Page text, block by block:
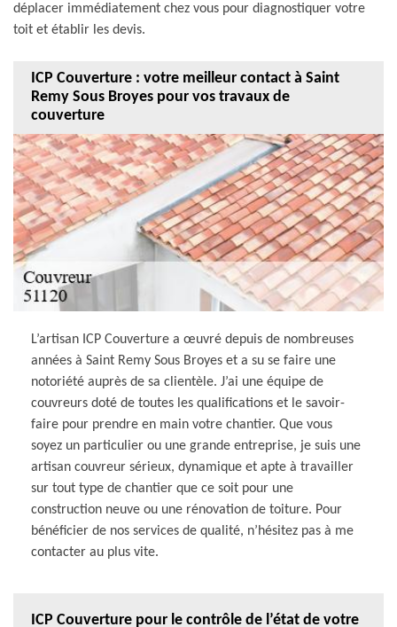
déplacer immédiatement chez vous pour diagnostiquer votre
toit et établir les devis.
ICP Couverture : votre meilleur contact à Saint
Remy Sous Broyes pour vos travaux de
couverture
L’artisan ICP Couverture a œuvré depuis de nombreuses
années à Saint Remy Sous Broyes et a su se faire une
notoriété auprès de sa clientèle. J’ai une équipe de
couvreurs doté de toutes les qualifications et le savoir-
faire pour prendre en main votre chantier. Que vous
soyez un particulier ou une grande entreprise, je suis une
artisan couvreur sérieux, dynamique et apte à travailler
sur tout type de chantier que ce soit pour une
construction neuve ou une rénovation de toiture. Pour
bénéficier de nos services de qualité, n’hésitez pas à me
contacter au plus vite.
ICP Couverture pour le contrôle de l’état de votre